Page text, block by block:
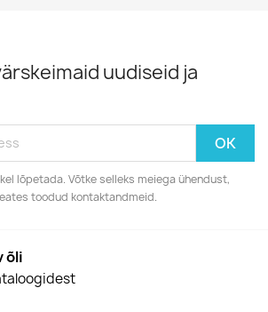
uudiseid ja
lõpetada. Võtke selleks meiega ühendust,
toodud kontaktandmeid.
õli